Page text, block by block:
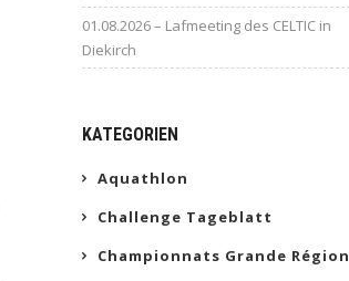
01.08.2026 – Lafmeeting des CELTIC in
Diekirch
KATEGORIEN
Aquathlon
Challenge Tageblatt
Championnats Grande Région